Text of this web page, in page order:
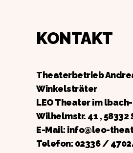
KONTAKT
Theaterbetrieb
Winkelsträter
LEO Theater im
Wilhelmstr. 41 , 58332
E-Mail: info@leo-
Telefon: 02336 /